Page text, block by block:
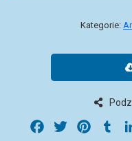
Kategorie:
Facebook
Twitter